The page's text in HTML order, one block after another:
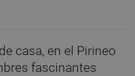
casa, en el Pirineo
fascinantes